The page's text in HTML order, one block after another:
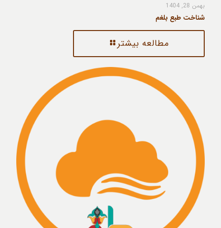
بهمن 28, 1404
شناخت طبع بلغم
مطالعه بیشتر